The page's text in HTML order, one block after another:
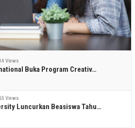
Views
Buka Program Creativ…
Views
Luncurkan Beasiswa Tahu…